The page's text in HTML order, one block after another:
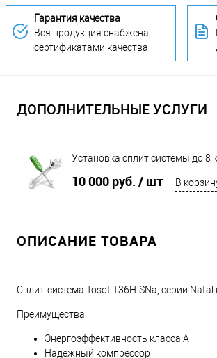
Гарантия качества
Вся продукция снабжена
сертификатами качества
ДОПОЛНИТЕЛЬНЫЕ УСЛУГИ
Установка сплит системы до 8
10 000 руб. / шт В
ОПИСАНИЕ ТОВАРА
Сплит-система Tosot T36H-SNa, серии
Преимущества:
Энергоэффективность класса А
Надежный компрессор